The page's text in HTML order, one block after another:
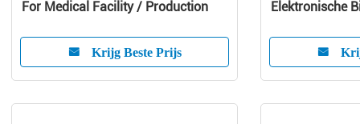
For Medical Facility / Production
Krijg Beste Prijs
Elektronische